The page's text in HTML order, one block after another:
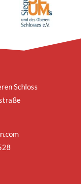
Schloss